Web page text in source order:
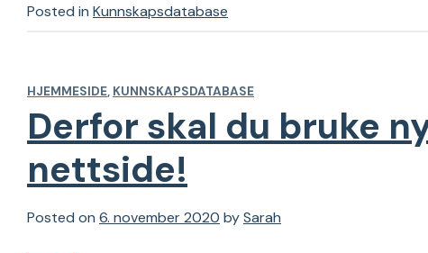
Posted in Kunnskapsdatabase
HJEMMESIDE, KUNNSKAPSDATABASE
Derfor skal du bruke
nettside!
Posted on 6. november 2020 bySarah